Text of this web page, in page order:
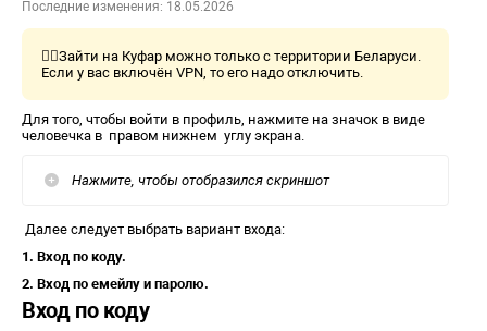
Последние изменения: 18.05.2026
👆🏻Зайти на Куфар можно только с территории Беларуси.
Если у вас включён VPN, то его надо отключить.
Для того, чтобы войти в профиль, нажмите на значок в виде
человечка в правом нижнем углу экрана.
Нажмите, чтобы отобразился скриншот
Далее следует выбрать вариант входа:
1. Вход по коду.
2. Вход по емейлу и паролю.
Вход по коду